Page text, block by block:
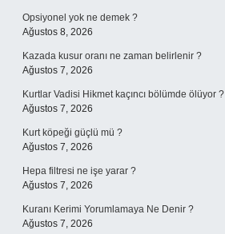
Opsiyonel yok ne demek ?
Ağustos 8, 2026
Kazada kusur oranı ne zaman belirlenir ?
Ağustos 7, 2026
Kurtlar Vadisi Hikmet kaçıncı bölümde ölüyor ?
Ağustos 7, 2026
Kurt köpeği güçlü mü ?
Ağustos 7, 2026
Hepa filtresi ne işe yarar ?
Ağustos 7, 2026
Kuranı Kerimi Yorumlamaya Ne Denir ?
Ağustos 7, 2026